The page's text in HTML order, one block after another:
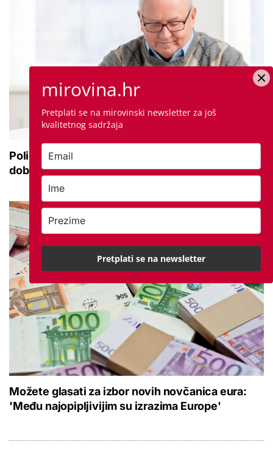
Policija upozorava umirovljenike: 'Zbog
dobronamjernosti postaju meta prijevare'
Možete glasati za izbor novih novčanica eura:
'Među najopipljivijim su izrazima Europe'
mirovina.hr
Pretplati se na mirovinski newsletter za još
kvalitetnog sadržaja
Pretplati se na newsletter